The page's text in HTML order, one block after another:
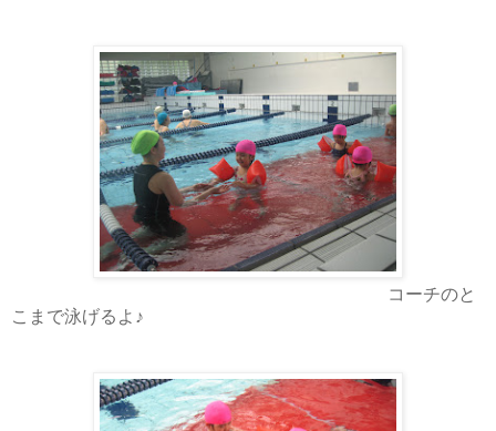
コーチのと
こまで泳げるよ♪